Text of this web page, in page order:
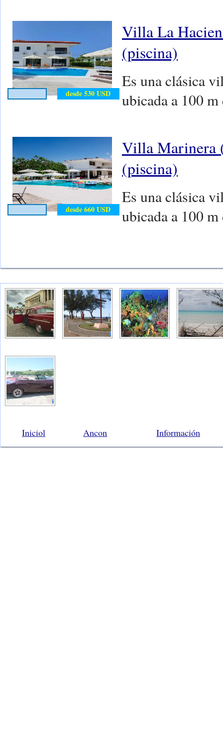
desde 530 USD
Villa La
(piscina)
Es una clásica
ubicada a 100 m
desde 660 USD
Villa Marinera
(piscina)
Es una clásica
ubicada a 100 m
Iniciol Ancon Información